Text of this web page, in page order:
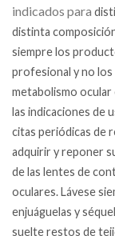
indicados para
distinta
siempre los
profesional y no los
metabolismo
las indicaciones de
citas periódicas de
adquirir y reponer
de las lentes de
oculares. Lávese
enjuáguelas y
suelte restos de